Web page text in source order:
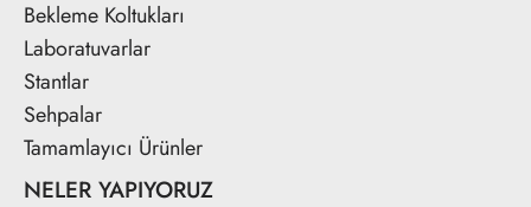
Bekleme Koltukları
Laboratuvarlar
Stantlar
Sehpalar
Tamamlayıcı Ürünler
NELER YAPIYORUZ